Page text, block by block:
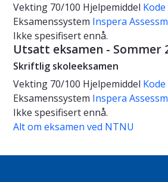
Vekting 70/100 Hjelpemiddel Kode
Eksamenssystem Inspera
Ikke spesifisert ennå.
Utsatt eksamen - Sommer
Skriftlig skoleeksamen
Vekting 70/100 Hjelpemiddel Kode
Eksamenssystem Inspera
Ikke spesifisert ennå.
Alt om eksamen ved NTNU